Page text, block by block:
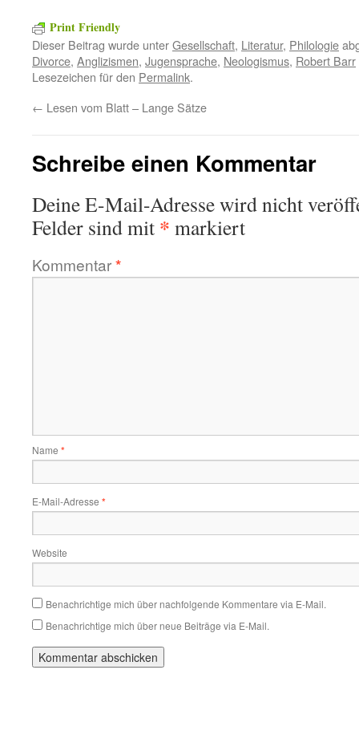
Print Friendly
Dieser Beitrag wurde unterGesellschaft, Literatur, Philologie
Divorce, Anglizismen, Jugensprache, Neologismus, Robert Barr
Lesezeichen für den Permalink.
← Lesen vom Blatt – Lange Sätze
Schreibe einen Kommentar
Deine E-Mail-Adresse wird nicht
Felder sind mit * markiert
Kommentar*
Name *
E-Mail-Adresse *
Website
Benachrichtige mich über nachfolgende Kommentare via E-Mail.
Benachrichtige mich über neue Beiträge via E-Mail.